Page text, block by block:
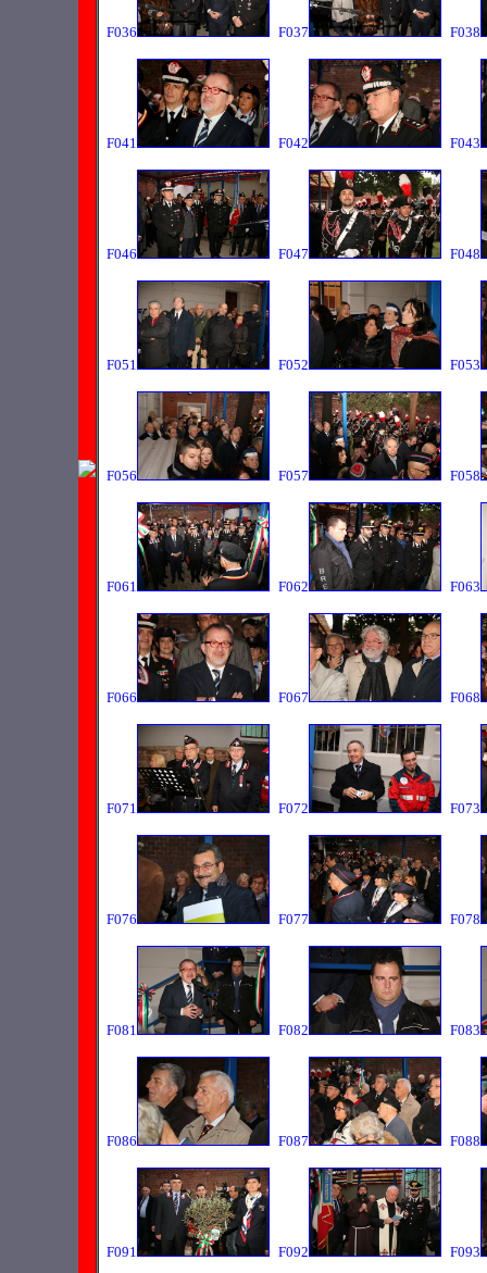
F036 F037 F038
F041 F042 F043
F046 F047 F048
F051 F052 F053
F056 F057 F058
F061 F062 F063
F066 F067 F068
F071 F072 F073
F076 F077 F078
F081 F082 F083
F086 F087 F088
F091 F092 F093